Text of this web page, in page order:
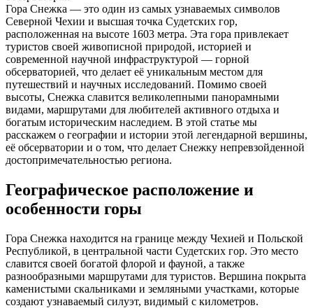
Гора Снежка — это один из самых узнаваемых символов
Северной Чехии и высшая точка Судетских гор,
расположенная на высоте 1603 метра. Эта гора привлекает
туристов своей живописной природой, историей и
современной научной инфраструктурой — горной
обсерваторией, что делает её уникальным местом для
путешествий и научных исследований. Помимо своей
высоты, Снежка славится великолепными панорамными
видами, маршрутами для любителей активного отдыха и
богатым историческим наследием. В этой статье мы
расскажем о географии и истории этой легендарной вершины,
её обсерватории и о том, что делает Снежку непревзойденной
достопримечательностью региона.
Географическое расположение и
особенности горы
Гора Снежка находится на границе между Чехией и Польской
Республикой, в центральной части Судетских гор. Это место
славится своей богатой флорой и фауной, а также
разнообразными маршрутами для туристов. Вершина покрыта
каменистыми скальниками и земляными участками, которые
создают узнаваемый силуэт, видимый с километров.